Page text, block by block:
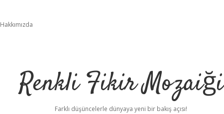
Hakkımızda
Renkli Fikir Mozaiği
Farklı düşüncelerle dünyaya yeni bir bakış açısı!